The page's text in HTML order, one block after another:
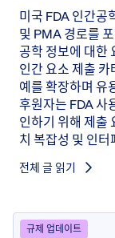
미국 FDA 인간
및 PMA 경로를
공학 정보에 대한
인간 요소 제출
예를 확장하며 유
후원자는 FDA 사
인하기 위해 제출
치 복잡성 및 인
전체 글 읽기
규제 업데이트